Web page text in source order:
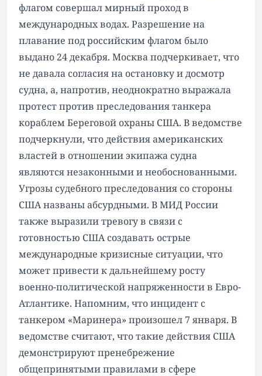
флагом совершал мирный проход в
международных водах. Разрешение на
плавание под российским флагом было
выдано 24 декабря. Москва подчеркивает, что
не давала согласия на остановку и досмотр
судна, а, напротив, неоднократно выражала
протест против преследования танкера
кораблем Береговой охраны США. В ведомстве
подчеркнули, что действия американских
властей в отношении экипажа судна
являются незаконными и необоснованными.
Угрозы судебного преследования со стороны
США названы абсурдными. В МИД России
также выразили тревогу в связи с
готовностью США создавать острые
международные кризисные ситуации, что
может привести к дальнейшему росту
военно-политической напряженности в Евро-
Атлантике. Напомним, что инцидент с
танкером «Маринера» произошел 7 января. В
ведомстве считают, что такие действия США
демонстрируют пренебрежение
общепринятыми правилами в сфере